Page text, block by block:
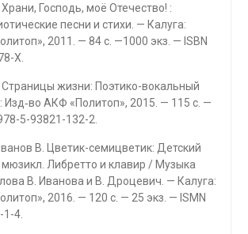
Господь, моё Отечество! :
песни и стихи. — Калуга:
2011. — 84 с. —1000 экз. — ISBN
X.
жизни: Поэтико-вокальный
Изд‑во АКФ «Политоп», 2015. — 115 с. —
5-93821-132-2.
В. Цветик-семицветик: Детский
Либретто и клавир / Музыка
В. Иванова и В. Дроцевич. — Калуга:
2016. — 120 с. — 25 экз. — ISMN
4.